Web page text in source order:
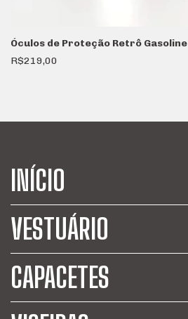
Óculos de Proteção Retrô
R$219,00
INÍCIO
VESTUÁRIO
CAPACETES